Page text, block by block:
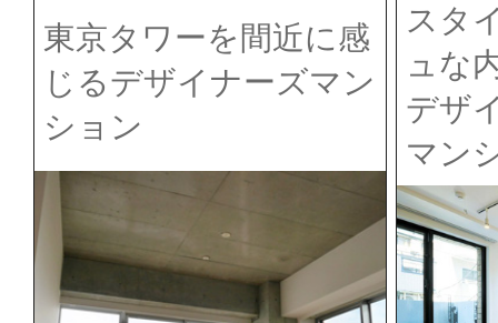
東京タワーを間近に感
じるデザイナーズマン
ション
スタ
ュな
デザ
マン